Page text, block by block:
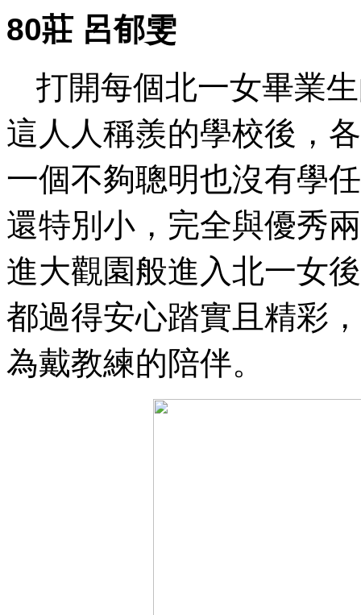
80莊 呂郁雯
打開每個北一女畢業
這人人稱羨的學校後，
一個不夠聰明也沒有學
還特別小，完全與優秀
進大觀園般進入北一女
都過得安心踏實且精彩
為戴教練的陪伴。